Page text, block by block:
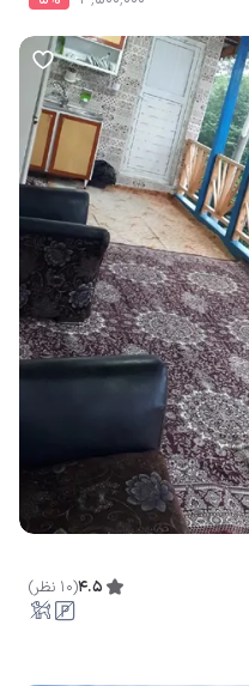
4.5
(
10 نظر)